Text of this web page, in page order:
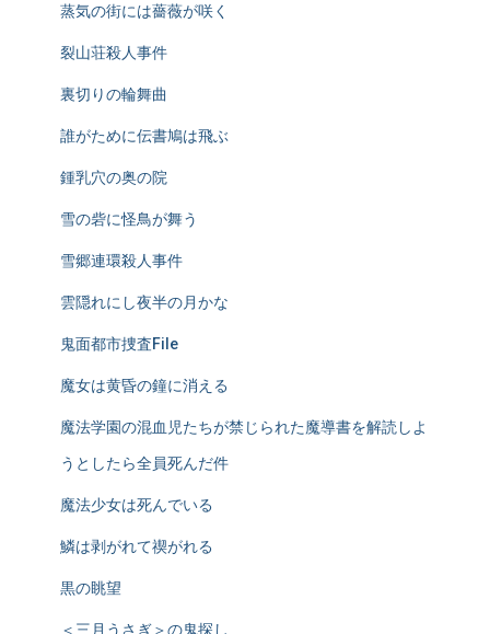
蒸気の街には薔薇が咲く
裂山荘殺人事件
裏切りの輪舞曲
誰がために伝書鳩は飛ぶ
鍾乳穴の奥の院
雪の砦に怪鳥が舞う
雪郷連環殺人事件
雲隠れにし夜半の月かな
鬼面都市捜査File
魔女は黄昏の鐘に消える
魔法学園の混血児たちが禁じられた魔導書を解読しよ
うとしたら全員死んだ件
魔法少女は死んでいる
鱗は剥がれて禊がれる
黒の眺望
＜三月うさぎ＞の鬼探し